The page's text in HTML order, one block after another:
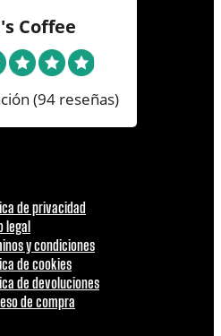
Coffee
(94 reseñas)
de privacidad
legal
y condiciones
de cookies
de devoluciones
de compra